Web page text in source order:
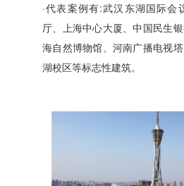
·代表案例有:武汉东湖国际会
厅、上海中心大厦、中国民生
海自然博物馆、河南广播电视
湖校区等标志性建筑。